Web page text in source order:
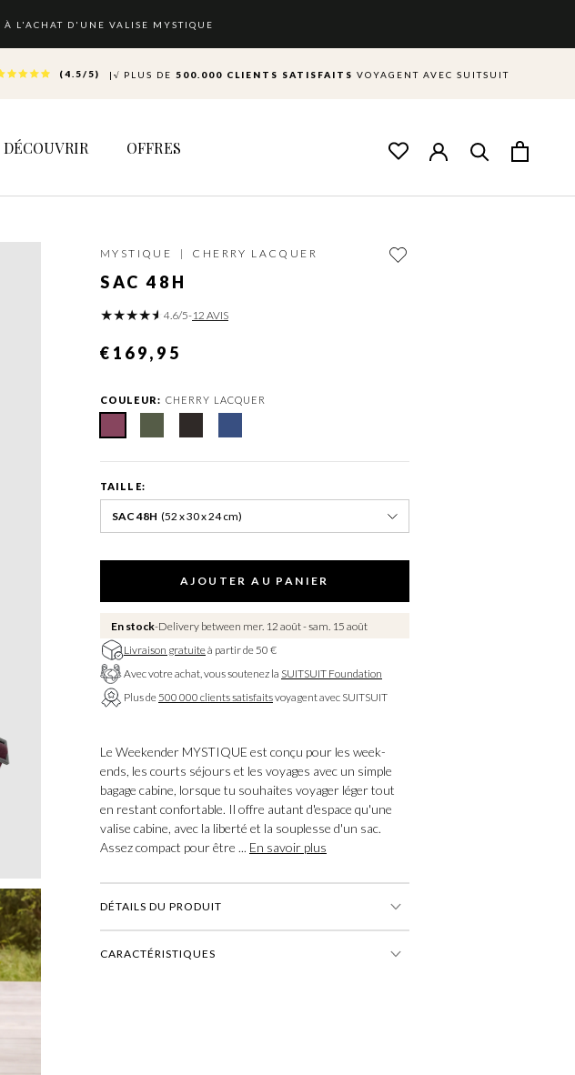
À L'ACHAT D'UNE VALISE MYSTIQUE
(4.5/5) | √ PLUS DE 500.000 CLIENTS SATISFAITS VOYAGENT AVEC SUITSUIT
DÉCOUVRIR
OFFRES
MYSTIQUE | CHERRY LACQUER
SAC 48H
4.6/5-12 AVIS
€169,95
COULEUR: CHERRY LACQUER
TAILLE:
SAC 48H (52 x 30 x 24 cm)
AJOUTER AU PANIER
En stock Delivery between mer. 12 août - sam. 15 août
Livraison gratuiteà partir de 50 €
Avec votre achat, vous soutenez la SUITSUIT Foundation
Plus de 500 000 clients satisfaitsvoyagent avec SUITSUIT
Le Weekender MYSTIQUE est conçu pour les week-
ends, les courts séjours et les voyages avec un simple
bagage cabine, lorsque tu souhaites voyager léger tout
en restant confortable. Il offre autant d'espace qu'une
valise cabine, avec la liberté et la souplesse d'un sac.
Assez compact pour être ... En savoir plus
DÉTAILS DU PRODUIT
CARACTÉRISTIQUES